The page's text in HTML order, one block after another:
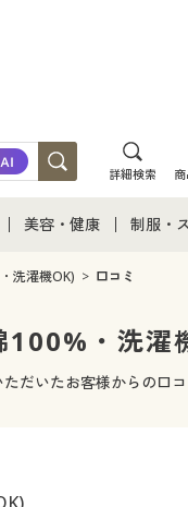
詳細検索
販すべて
美容・健康
美容・健康通販すべて
美容・健康・サプリメン
制服・
制服・
ジュニ
洗濯機OK) 口コミ
・洗濯
だいたお客様からの口コ